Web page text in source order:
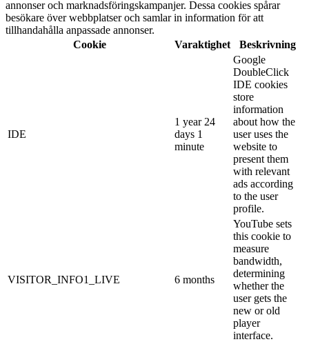
annonser och marknadsföringskampanjer. Dessa cookies spårar
besökare över webbplatser och samlar in information för att
tillhandahålla anpassade annonser.
Cookie
Varaktighet Beskrivning
IDE
1 year 24
days 1
minute
Google
DoubleClick
IDE cookies
store
information
about how the
user uses the
website to
present them
with relevant
ads according
to the user
profile.
VISITOR_INFO1_LIVE 6 months
YouTube sets
this cookie to
measure
bandwidth,
determining
whether the
user gets the
new or old
player
interface.